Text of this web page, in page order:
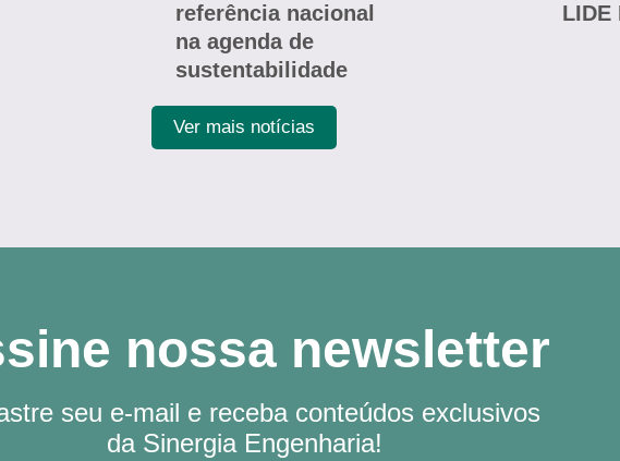
referência nacional
na agenda de
sustentabilidade
LIDE
Ver mais notícias
nossa newsletter
seu e-mail e receba conteúdos exclusivos
da Sinergia Engenharia!